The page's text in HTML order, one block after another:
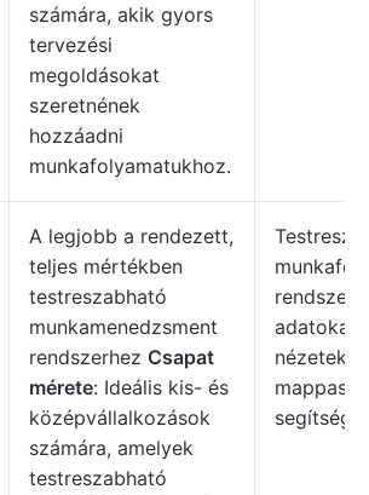
számára, akik gyors
tervezési
megoldásokat
szeretnének
hozzáadni
munkafolyamatukhoz.
A legjobb a rendezett,
teljes mértékben
testreszabható
munkamenedzsment
rendszerhez Csapat
mérete: Ideális kis- és
középvállalkozások
számára, amelyek
testreszabható
adatokat
nézetek